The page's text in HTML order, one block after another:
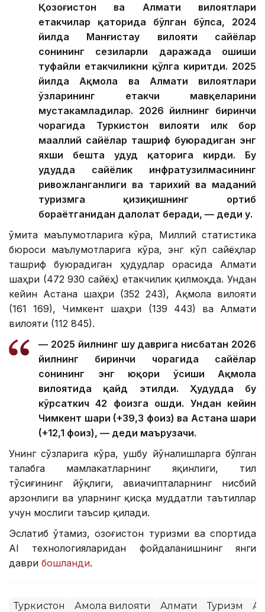
Қозоғистон ва Алмати вилоятлари
етакчилар қаторида бўлган бўлса, 2024
йилда Манғистау вилояти сайёҳлар
сонининг сезиларли даражада ошиши
туфайли етакчиликни қўлга киритди. 2025
йилда Ақмола ва Алмати вилоятлари
ўзларининг етакчи мавқеларини
мустаҳкамладилар. 2026 йилнинг биринчи
чорагида Туркистон вилояти илк бор
маҳаллий сайёҳлар ташриф буюрадиган энг
яхши бешта ҳудуд қаторига кирди. Бу
ҳудудда сайёҳлик инфратузилмасининг
ривожланганлиги ва тарихий ва маданий
туризмга қизиқишнинг ортиб
бораётганидан далолат беради, — деди у.
Қўмита маълумотларига кўра, Миллий статистика
бюроси маълумотларига кўра, энг кўп сайёҳлар
ташриф буюрадиган ҳудудлар орасида Алмати
шаҳри (472 930 сайёҳ) етакчилик қилмоқда. Ундан
кейин Астана шаҳри (352 243), Ақмола вилояти
(161 169), Чимкент шаҳри (139 443) ва Алмати
вилояти (112 845).
— 2025 йилнинг шу даврига нисбатан 2026
йилнинг биринчи чорагида сайёҳлар
сонининг энг юқори ўсиши Ақмола
вилоятида қайд этилди. Ҳудудда бу
кўрсаткич 42 фоизга ошди. Ундан кейин
Чимкент шаҳри (+39,3 фоиз) ва Астана шаҳри
(+12,1 фоиз), — деди маърузачи.
Унинг сўзларига кўра, ушбу йўналишларга бўлган
талабга мамлакатларнинг яқинлиги, тил
тўсиғининг йўқлиги, авиачипталарнинг нисбий
арзонлиги ва уларнинг қисқа муддатли таътиллар
учун мослиги таъсир қилади.
Эслатиб ўтамиз, Қозоғистон туризми ва спортида
AI технологияларидан фойдаланишнинг янги
даври бошланди.
Туркистон Ақмола вилояти Алмати Туризм